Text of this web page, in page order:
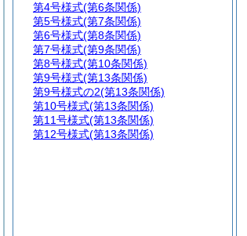
第4号様式(第6条関係)
第5号様式(第7条関係)
第6号様式(第8条関係)
第7号様式(第9条関係)
第8号様式(第10条関係)
第9号様式(第13条関係)
第9号様式の2(第13条関係)
第10号様式(第13条関係)
第11号様式(第13条関係)
第12号様式(第13条関係)